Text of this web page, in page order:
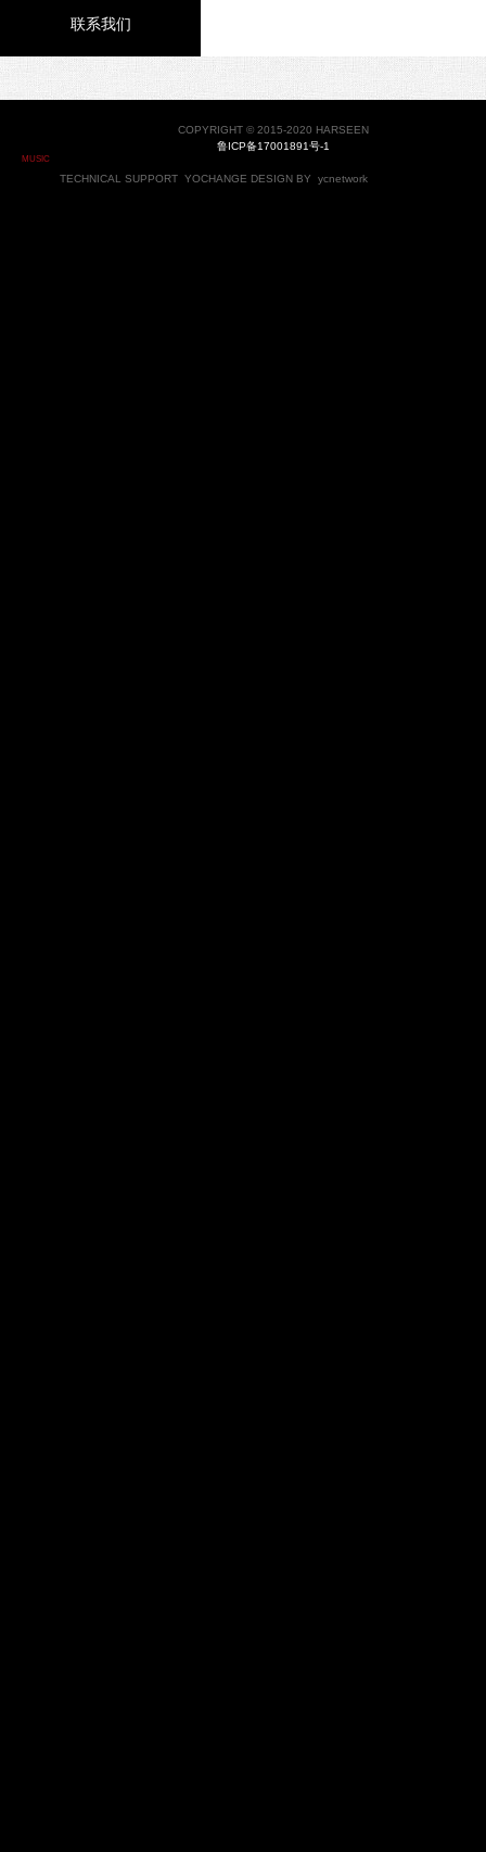
联系我们
MUSIC
COPYRIGHT © 2015-2020 HARSEEN
鲁ICP备17001891号-1
TECHNICAL SUPPORT YOCHANGE DESIGN BY ycnetwork